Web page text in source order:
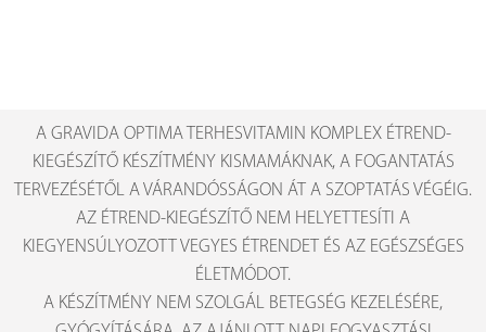
A GRAVIDA OPTIMA TERHESVITAMIN KOMPLEX ÉTREND-
KIEGÉSZÍTŐ KÉSZÍTMÉNY KISMAMÁKNAK, A FOGANTATÁS
TERVEZÉSÉTŐL A VÁRANDÓSSÁGON ÁT A SZOPTATÁS VÉGÉIG.
AZ ÉTREND-KIEGÉSZÍTŐ NEM HELYETTESÍTI A
KIEGYENSÚLYOZOTT VEGYES ÉTRENDET ÉS AZ EGÉSZSÉGES
ÉLETMÓDOT.
A KÉSZÍTMÉNY NEM SZOLGÁL BETEGSÉG KEZELÉSÉRE,